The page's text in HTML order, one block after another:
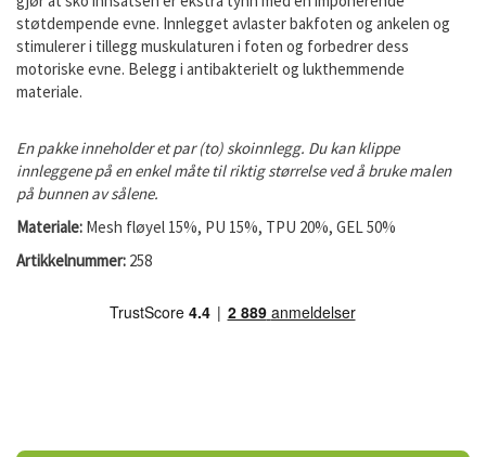
støtdempende evne. Innlegget avlaster bakfoten og ankelen og
stimulerer i tillegg muskulaturen i foten og forbedrer dess
motoriske evne. Belegg i antibakterielt og lukthemmende
materiale.
En pakke inneholder et par (to) skoinnlegg. Du kan klippe
innleggene på en enkel måte til riktig størrelse ved å bruke malen
på bunnen av sålene.
Materiale: Mesh fløyel 15%, PU 15%, TPU 20%, GEL 50%
Artikkelnummer: 258